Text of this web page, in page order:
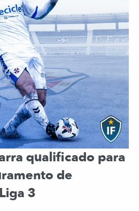
qualificado para
de
3